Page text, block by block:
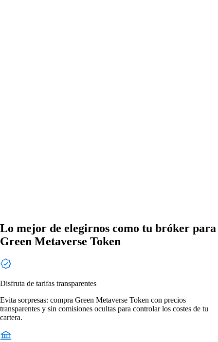
Lo mejor de elegirnos como tu bróker para
Green Metaverse Token
Disfruta de tarifas transparentes
Evita sorpresas: compra Green Metaverse Token con precios
transparentes y sin comisiones ocultas para controlar los costes de tu
cartera.